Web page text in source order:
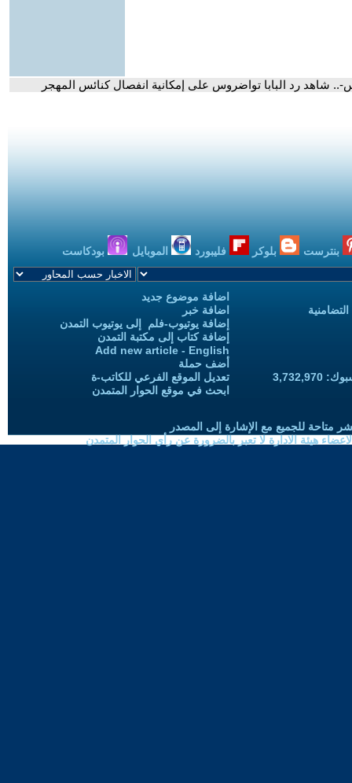
شاهد رد البابا تواضروس على إمكانية انفصال كنائس المهجر
بنترست بلوكر فليبورد الموبايل بودكاست
اضافة موضوع جديد
اضافة خبر
إضافة يوتيوب-فلم إلى يوتيوب التمدن
إضافة كتاب إلى مكتبة التمدن
Add new article - English
أضف حملة
تعديل الموقع الفرعي للكاتب-ة
ابحث في موقع الحوار المتمدن
متاحة للجميع مع الإشارة إلى المصدر
هيئة الادارة لا تعبر بالضرورة عن رأي الحوار المتمدن